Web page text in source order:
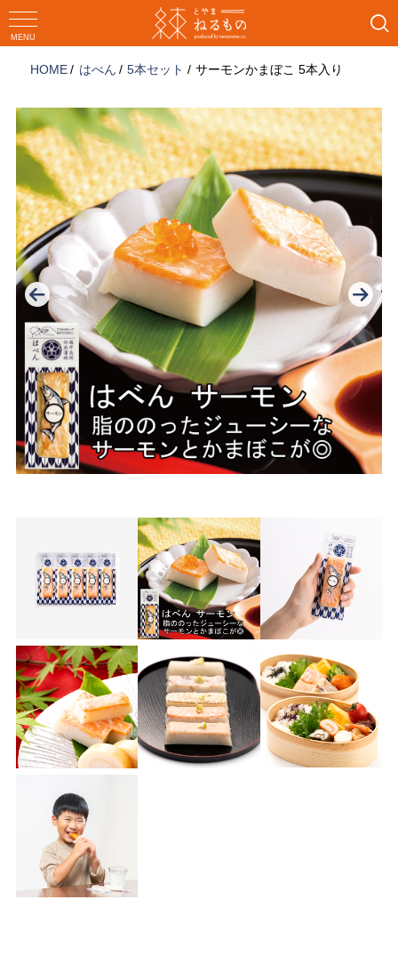
コ
ンMENU
HOME はべん 5本セット サーモンかまぼこ 5本入り